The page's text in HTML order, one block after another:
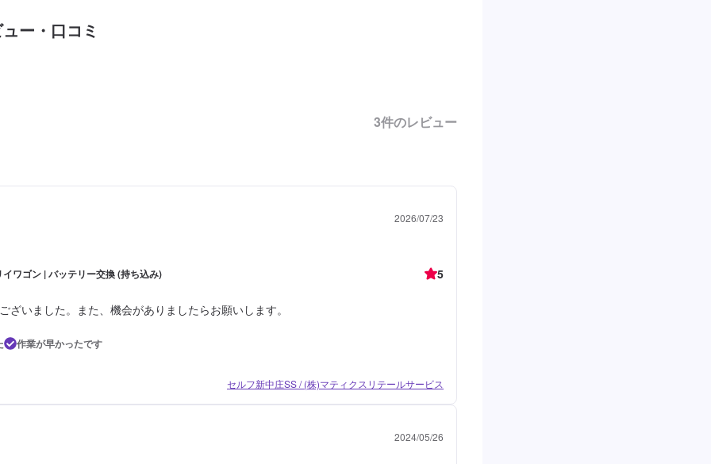
ー・口コミ
3件のレビュー
2026/07/23
ワゴン | バッテリー交換 (持ち込み) 5
ざいました。また、機会がありましたらお願いします。
作業が早かったです
セルフ新中庄SS / (株)マティクスリテールサービス
2024/05/26